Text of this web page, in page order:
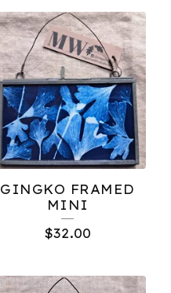
GINGKO FRAMED
MINI
$32.00